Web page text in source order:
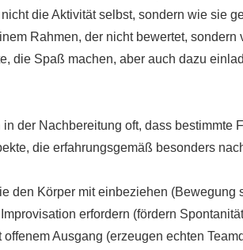
die Aktivität selbst, sondern wie sie
Rahmen, der nicht bewertet,
die Spaß machen, aber auch dazu
der Nachbereitung oft, dass bestimmte
die erfahrungsgemäß besonders
den Körper mit einbeziehen (Bewegung
erfordern (fördern
offenem Ausgang (erzeugen echten